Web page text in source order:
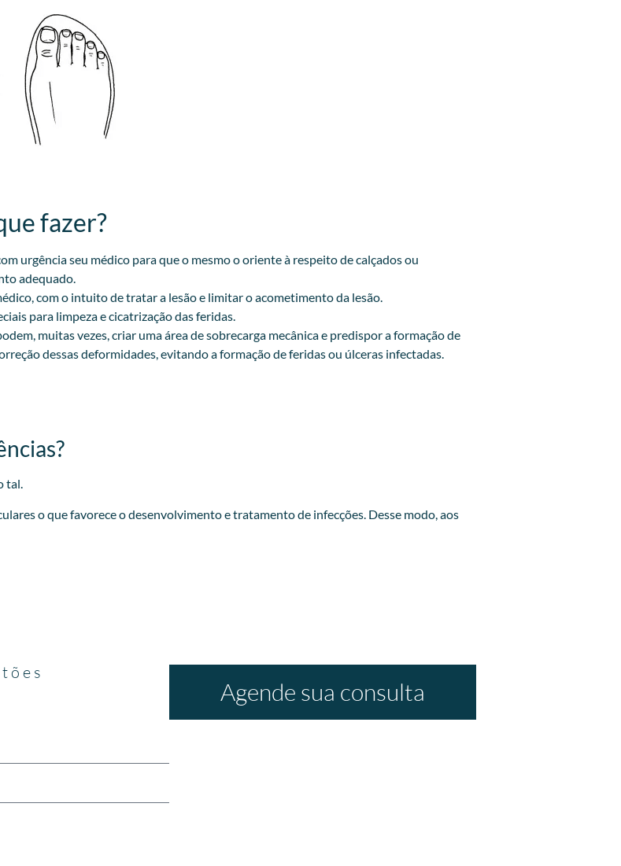
fazer?​
urgência seu médico para que o mesmo o oriente à respeito de calçados ou
adequado.
com o intuito de tratar a lesão e limitar o acometimento da lesão.
para limpeza e cicatrização das feridas.
muitas vezes, criar uma área de sobrecarga mecânica e predispor a formação de
dessas deformidades, evitando a formação de feridas ou úlceras infectadas.
tal.
o que favorece o desenvolvimento e tratamento de infecções. Desse modo, aos
Agende sua consulta